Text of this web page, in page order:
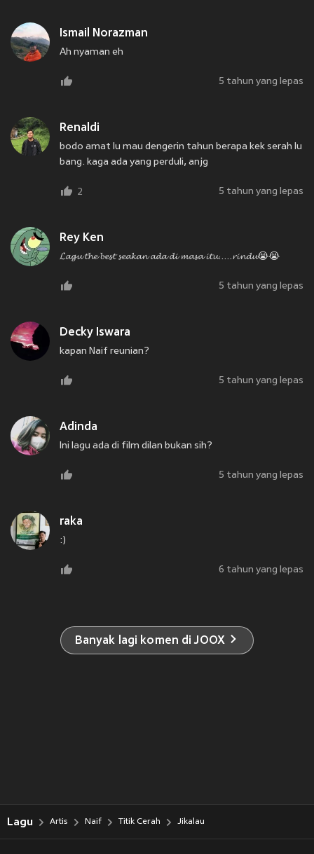
Ismail Norazman
Ah nyaman eh
5 tahun yang lepas
Renaldi
bodo amat lu mau dengerin tahun berapa kek serah lu
bang. kaga ada yang perduli, anjg
2 5 tahun yang lepas
Rey Ken
𝓛𝓪𝓰𝓾 𝓽𝓱𝓮 𝓫𝓮𝓼𝓽 𝓼𝓮𝓪𝓴𝓪𝓷 𝓪𝓭𝓪 𝓭𝓲 𝓶𝓪𝓼𝓪 𝓲𝓽𝓾.....𝓻𝓲𝓷𝓭𝓾😭😭
5 tahun yang lepas
Decky Iswara
kapan Naif reunian?
5 tahun yang lepas
Adinda
Ini lagu ada di film dilan bukan sih?
5 tahun yang lepas
raka
:)
6 tahun yang lepas
Banyak lagi komen di JOOX
Lagu Artis Naif Titik Cerah Jikalau